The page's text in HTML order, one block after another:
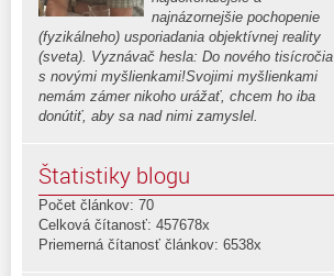
najnázornejšie pochopenie
(fyzikálneho) usporiadania objektívnej reality
(sveta). Vyznávač hesla: Do nového tisícročia
s novými myšlienkami!Svojimi myšlienkami
nemám zámer nikoho urážať, chcem ho iba
donútiť, aby sa nad nimi zamyslel.
Štatistiky blogu
Počet článkov: 70
Celková čítanosť: 457678x
Priemerná čítanosť článkov: 6538x